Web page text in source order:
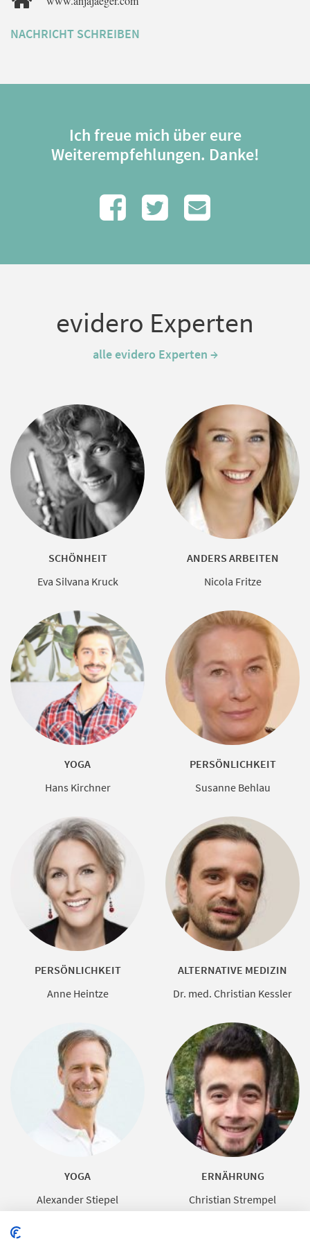
NACHRICHT SCHREIBEN
Ich freue mich über eure
Weiterempfehlungen. Danke!
evidero Experten
alle evidero Experten →
SCHÖNHEIT
Eva Silvana Kruck
ANDERS ARBEITEN
Nicola Fritze
YOGA
Hans Kirchner
PERSÖNLICHKEIT
Susanne Behlau
PERSÖNLICHKEIT
Anne Heintze
ALTERNATIVE MEDIZIN
Dr. med. Christian Kessler
YOGA
Alexander Stiepel
ERNÄHRUNG
Christian Strempel